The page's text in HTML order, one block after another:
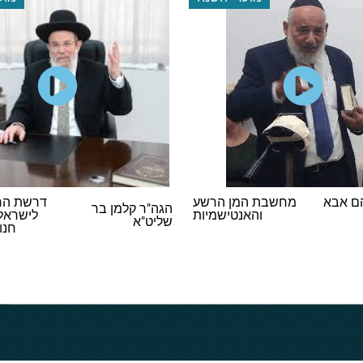
בר
דרשת הרב הראשי
לישראל במסיבת
הרב יוסף מנדלוביץ